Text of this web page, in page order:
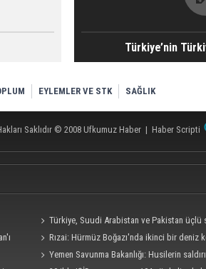
Türkiye’nin
EYLEMLER VE STK SAĞLIK
Saklıdır © 2008 Ufkumuz Haber | Haber Scripti
Türkiye, Suudi Arabistan ve Pakistan üçlü
imzalayacak
Rızai: Hürmüz Boğazı'nda ikinci bir deniz
Yemen Savunma Bakanlığı: Husilerin